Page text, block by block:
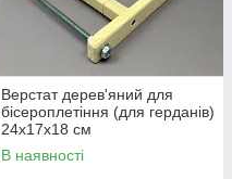
Верстат дерев'яний для
бісероплетіння (для герданів)
24х17х18 см
В наявності